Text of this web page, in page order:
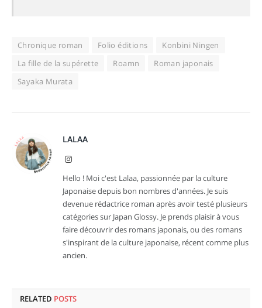
Chronique roman Folio éditions
Konbini Ningen
La fille de la supérette
Roamn
Roman japonais
Sayaka Murata
LALAA
Instagram
Hello ! Moi c'est Lalaa, passionnée par la culture
Japonaise depuis bon nombres d'années. Je suis
devenue rédactrice roman après avoir testé plusieurs
catégories sur Japan Glossy. Je prends plaisir à vous
faire découvrir des romans japonais, ou des romans
s'inspirant de la culture japonaise, récent comme plus
ancien.
RELATED POSTS